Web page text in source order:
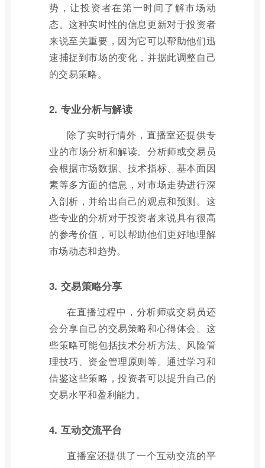
势，让投资者在第一时间了解市场动
态。这种实时性的信息更新对于投资者
来说至关重要，因为它可以帮助他们迅
速捕捉到市场的变化，并据此调整自己
的交易策略。
2. 专业分析与解读
除了实时行情外，直播室还提供专
业的市场分析和解读。分析师或交易员
会根据市场数据、技术指标、基本面因
素等多方面的信息，对市场走势进行深
入剖析，并给出自己的观点和预测。这
些专业的分析对于投资者来说具有很高
的参考价值，可以帮助他们更好地理解
市场动态和趋势。
3. 交易策略分享
在直播过程中，分析师或交易员还
会分享自己的交易策略和心得体会。这
些策略可能包括技术分析方法、风险管
理技巧、资金管理原则等。通过学习和
借鉴这些策略，投资者可以提升自己的
交易水平和盈利能力。
4. 互动交流平台
直播室还提供了一个互动交流的平